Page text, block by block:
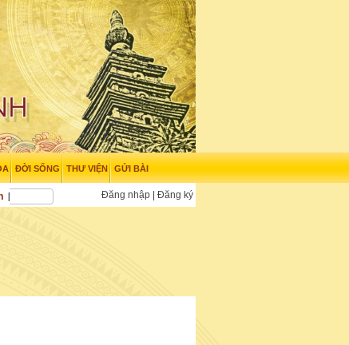
ĐỜI SỐNG THƯ VIỆN GỬI BÀI
Đăng nhập Đăng ký